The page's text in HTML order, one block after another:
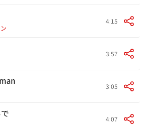
4:15
3:57
3:05
4:07